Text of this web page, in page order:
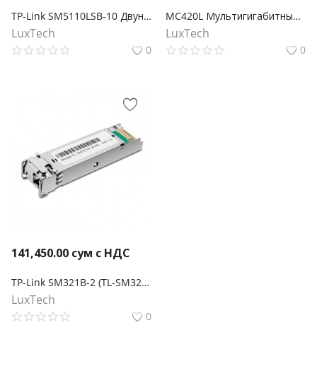
TP-Link SM5110LSB-10 Двунаправленный модуль Omada 10GBase-BX WDM SFP+ LC
LuxTech
0
MC420L Мультигигабитный медиаконвертер Omada 10G SFP+
LuxTech
0
141,450.00 сум с НДС
TP-Link SM321B-2 (TL-SM321B-2) Двунаправленный SFP‑модуль WDM 1000Base-BX
LuxTech
0